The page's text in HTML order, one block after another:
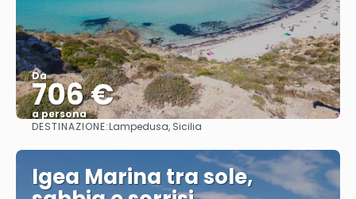
Da
706 €
a persona
Vedere
DESTINAZIONE:Lampedusa, Sicilia
Igea Marina tra sole,